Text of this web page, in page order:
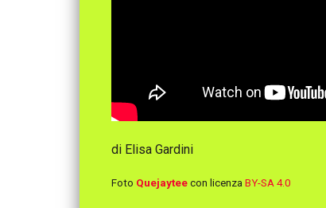
di Elisa Gardini
Foto Quejaytee con licenza BY-SA 4.0